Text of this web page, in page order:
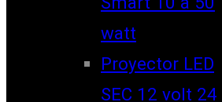
watt
Proyector LED
SEC 12 volt 24